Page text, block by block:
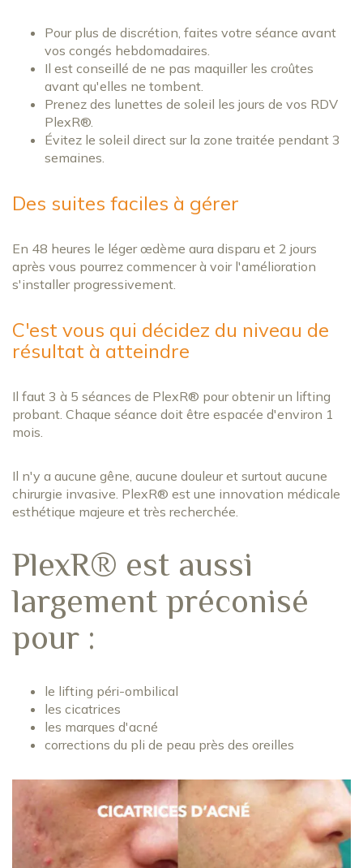
Pour plus de discrétion, faites votre séance avant
vos congés hebdomadaires.
Il est conseillé de ne pas maquiller les croûtes
avant qu'elles ne tombent.
Prenez des lunettes de soleil les jours de vos RDV
PlexR®.
Évitez le soleil direct sur la zone traitée pendant 3
semaines.
Des suites faciles à gérer
En 48 heures le léger œdème aura disparu et 2 jours
après vous pourrez commencer à voir l'amélioration
s'installer progressivement.
C'est vous qui décidez du niveau de
résultat à atteindre
Il faut 3 à 5 séances de PlexR® pour obtenir un lifting
probant. Chaque séance doit être espacée d'environ 1
mois.
Il n'y a aucune gêne, aucune douleur et surtout aucune
chirurgie invasive. PlexR® est une innovation médicale
esthétique majeure et très recherchée.
PlexR® est aussi
largement préconisé
pour :
le lifting péri-ombilical
les cicatrices
les marques d'acné
corrections du pli de peau près des oreilles